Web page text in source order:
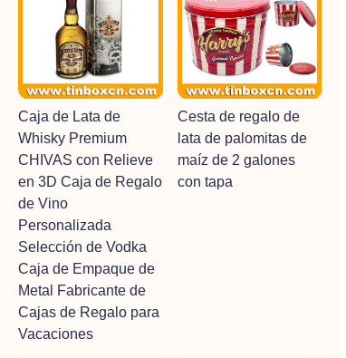
Caja de Lata de
Whisky Premium
CHIVAS con Relieve
en 3D Caja de Regalo
de Vino
Personalizada
Selección de Vodka
Caja de Empaque de
Metal Fabricante de
Cajas de Regalo para
Vacaciones
Cesta de regalo de
lata de palomitas de
maíz de 2 galones
con tapa